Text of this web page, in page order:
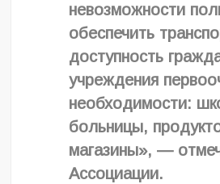
невозможности
обеспечить
доступность
учреждения
необходимости:
больницы,
магазины», —
Ассоциации.